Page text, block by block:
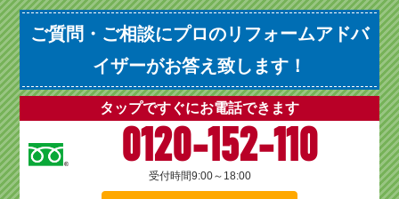
ご質問・ご相談にプロのリフォームアドバ
イザーがお答え致します！
タップですぐにお電話できます
0120-152-110
受付時間9:00～18:00